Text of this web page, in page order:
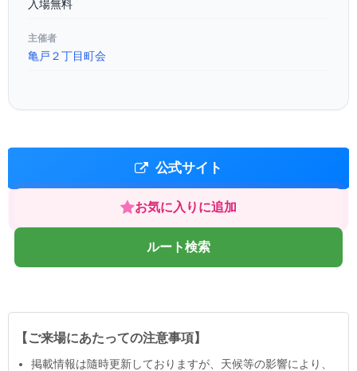
入場無料
主催者
亀戸２丁目町会
公式サイト
お気に入りに追加
ルート検索
【ご来場にあたっての注意事項】
掲載情報は隨時更新しておりますが、天候等の影響により、